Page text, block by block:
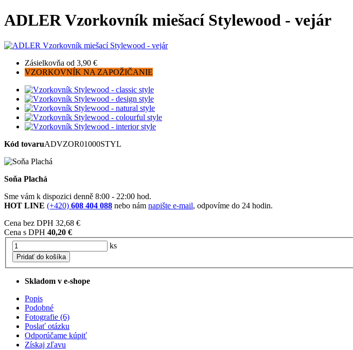
ADLER Vzorkovník miešací Stylewood - vejár
Zásielkovňa od 3,90 €
VZORKOVNÍK NA ZAPOŽIČANIE
Kód tovaruADVZOR01000STYL
Soňa Plachá
Sme vám k dispozici denně 8:00 - 22:00 hod.
HOT LINE (+420) 608 404 088 nebo nám napište e-mail, odpovíme do 24 hodin.
Cena bez DPH 32,68 €
Cena s DPH 40,20 €
ks
Pridať do košíka
Skladom v e-shope
Popis
Podobné
Fotografie (6)
Poslať otázku
Odporúčame kúpiť
Získaj zľavu